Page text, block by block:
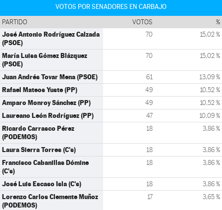
VOTOS POR SENADORES EN CARBAJO
PARTIDO VOTOS %
José Antonio Rodríguez Calzada
(PSOE)
70 15,02 %
María Luisa Gómez Blázquez
(PSOE)
70 15,02 %
Juan Andrés Tovar Mena (PSOE) 61 13,09 %
Rafael Mateos Yuste (PP) 49 10,52 %
Amparo Monroy Sánchez (PP) 49 10,52 %
Laureano León Rodríguez (PP) 47 10,09 %
Ricardo Carrasco Pérez
(PODEMOS)
18 3,86 %
Laura Sierra Torres (C's) 18 3,86 %
Francisco Cabanillas Dómine
(C's)
18 3,86 %
José Luis Escaso Isla (C's) 18 3,86 %
Lorenzo Carlos Clemente Muñoz
(PODEMOS)
17 3,65 %